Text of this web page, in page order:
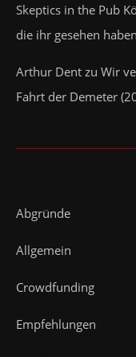
Skeptics in the Pub
die ihr gesehen
Arthur Dent zu Wir
Fahrt der Demeter
Abgründe
Allgemein
Crowdfunding
Empfehlungen